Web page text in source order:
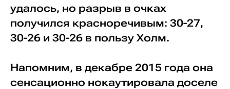
удалось, но разрыв в очках
получился красноречивым: 30-27,
30-26 и 30-26 в пользу Холм.
Напомним, в декабре 2015 года она
сенсационно нокаутировала доселе